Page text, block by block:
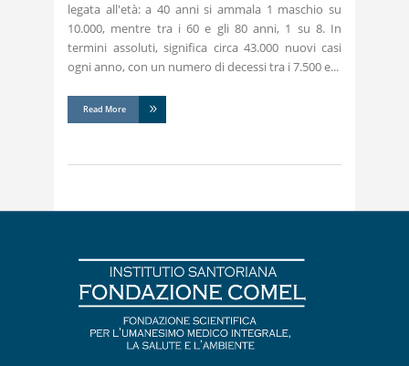
legata all'età: a 40 anni si ammala 1 maschio su
10.000, mentre tra i 60 e gli 80 anni, 1 su 8. In
termini assoluti, significa circa 43.000 nuovi casi
ogni anno, con un numero di decessi tra i 7.500 e
Read More